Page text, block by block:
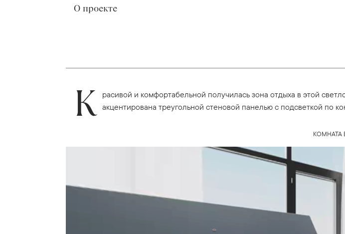
О проекте
К расивой и комфортабельной получилась зона отдыха в этой
акцентирована треугольной стеновой панелью с подсветкой по
КОМНАТА